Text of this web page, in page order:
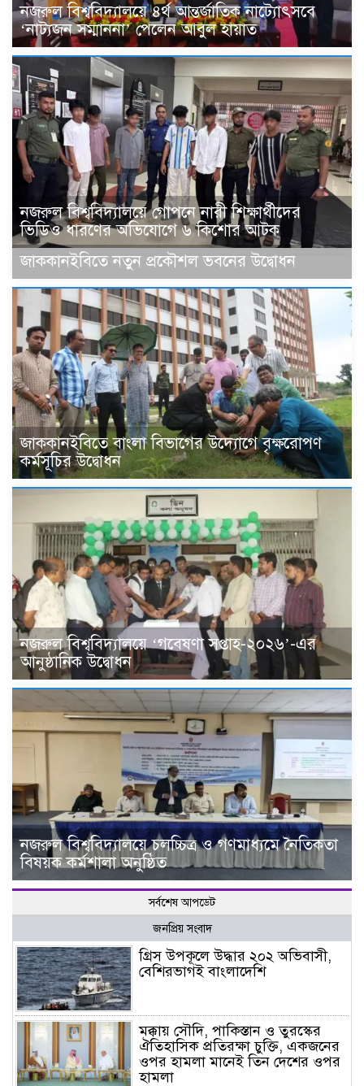
নজরুল বিশ্ববিদ্যালয়ে ৪র্থ আন্তর্জাতিক নাট্যোৎসবে
‘নাট্যজন সম্মাননা’ পেলেন আবুল হায়াত
নজরুল বিশ্ববিদ্যালয়ে গোপনে নারী শিক্ষার্থীদের
ভিডিও ধারণের অভিযোগে ৬ কিশোর আটক
জাককানইবিতে নতুন প্রকৌশল ভবনের উদ্বোধন
জাককানইবিতে বাংলা বিভাগের উদ্যোগে বৃক্ষরোপণ
কর্মসূচির উদ্বোধন
নজরুল বিশ্ববিদ্যালয়ে ‘গবেষণা সপ্তাহ-২০২৬’-এর
আনুষ্ঠানিক উদ্বোধন
নজরুল বিশ্ববিদ্যালয়ে চলচ্চিত্র ও গণমাধ্যমে নৈতিকতা
বিষয়ক কর্মশালা অনুষ্ঠিত
সর্বশেষ আপডেট
জনপ্রিয় সংবাদ
গ্রিস উপকূলে উদ্ধার ২০২ অভিবাসী,
বেশিরভাগই বাংলাদেশি
মক্কায় সৌদি, পাকিস্তান ও তুরস্কের
ঐতিহাসিক প্রতিরক্ষা চুক্তি, একজনের
ওপর হামলা মানেই তিন দেশের ওপর
হামলা